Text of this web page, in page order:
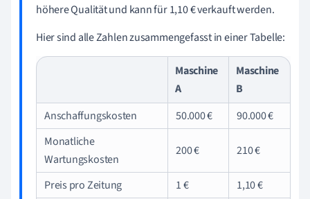
höhere Qualität und kann für 1,10 € verkauft werden.
Hier sind alle Zahlen zusammengefasst in einer Tabelle:
Maschine
A
Maschine
B
Anschaffungskosten
50.000 €
90.000 €
Monatliche
Wartungskosten
200 € 210 €
Preis pro Zeitung 1 €
1,10 €